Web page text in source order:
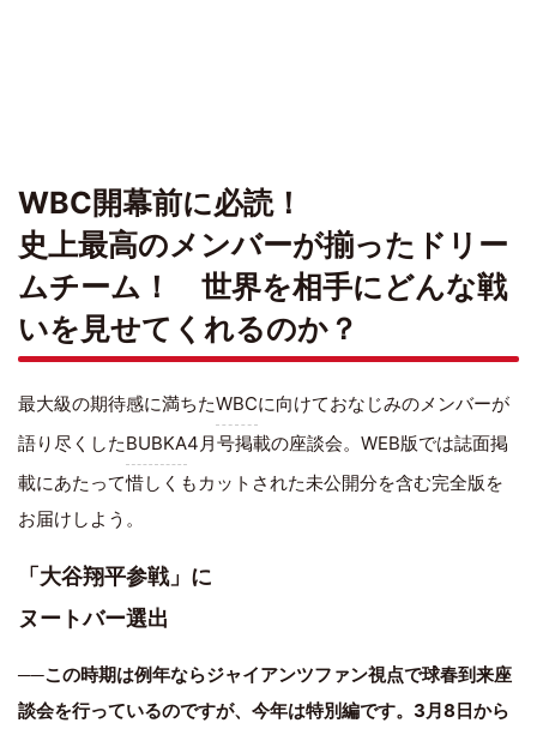
WBC開幕前に必読！
史上最高のメンバーが揃ったドリー
ムチーム！ 世界を相手にどんな戦
いを見せてくれるのか？
最大級の期待感に満ちたWBCに向けておなじみのメンバーが
語り尽くしたBUBKA4月号掲載の座談会。WEB版では誌面掲
載にあたって惜しくもカットされた未公開分を含む完全版を
お届けしよう。
「大谷翔平参戦」に
ヌートバー選出
──この時期は例年ならジャイアンツファン視点で球春到来座
談会を行っているのですが、今年は特別編です。3月8日から